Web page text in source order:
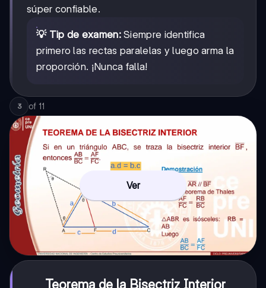
súper confiable.
💡 Tip de examen:Siempre identifica
primero las rectas paralelas y luego arma la
proporción. ¡Nunca falla!
3 of 11
Ver
Teorema de la Bisectriz Interior